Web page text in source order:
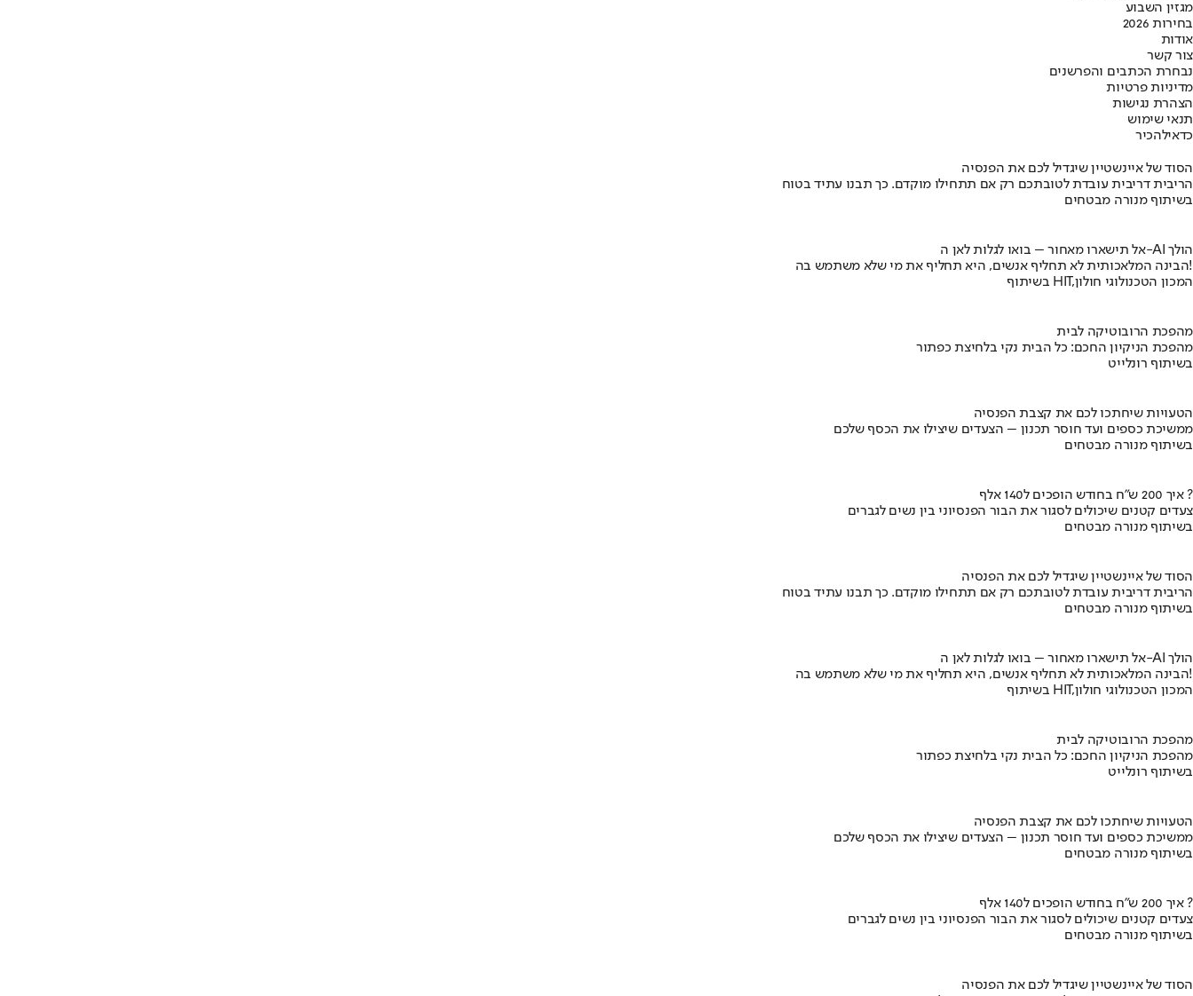
מגזין השבוע
בחירות 2026
אודות
צור קשר
נבחרת הכתבים והפרשנים
מדיניות פרטיות
הצהרת נגישות
תנאי שימוש
כדאילהכיר
הסוד של איינשטיין שיגדיל לכם את הפנסיה
הריבית דריבית עובדת לטובתכם רק אם תתחילו מוקדם. כך תבנו עתיד בטוח
בשיתוף מנורה מבטחים
אל תישארו מאחור – בואו לגלות לאן ה-AI הולך
הבינה המלאכותית לא תחליף אנשים, היא תחליף את מי שלא משתמש בה!
בשיתוף HIT,המכון הטכנולוגי חולון
מהפכת הרובוטיקה לבית
מהפכת הניקיון החכם: כל הבית נקי בלחיצת כפתור
בשיתוף רונלייט
הטעויות שיחתכו לכם את קצבת הפנסיה
ממשיכת כספים ועד חוסר תכנון – הצעדים שיצילו את הכסף שלכם
בשיתוף מנורה מבטחים
איך 200 ש"ח בחודש הופכים ל140 אלף ?
צעדים קטנים שיכולים לסגור את הבור הפנסיוני בין נשים לגברים
בשיתוף מנורה מבטחים
הסוד של איינשטיין שיגדיל לכם את הפנסיה
הריבית דריבית עובדת לטובתכם רק אם תתחילו מוקדם. כך תבנו עתיד בטוח
בשיתוף מנורה מבטחים
אל תישארו מאחור – בואו לגלות לאן ה-AI הולך
הבינה המלאכותית לא תחליף אנשים, היא תחליף את מי שלא משתמש בה!
בשיתוף HIT,המכון הטכנולוגי חולון
מהפכת הרובוטיקה לבית
מהפכת הניקיון החכם: כל הבית נקי בלחיצת כפתור
בשיתוף רונלייט
הטעויות שיחתכו לכם את קצבת הפנסיה
ממשיכת כספים ועד חוסר תכנון – הצעדים שיצילו את הכסף שלכם
בשיתוף מנורה מבטחים
איך 200 ש"ח בחודש הופכים ל140 אלף ?
צעדים קטנים שיכולים לסגור את הבור הפנסיוני בין נשים לגברים
בשיתוף מנורה מבטחים
הסוד של איינשטיין שיגדיל לכם את הפנסיה